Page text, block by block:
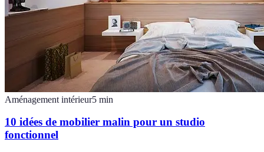
Aménagement intérieur5 min
10 idées de mobilier malin pour un studio
fonctionnel